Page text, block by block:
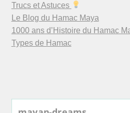
Trucs et Astuces
Le Blog du Hamac Maya
1000 ans d’Histoire du Hamac
Types de Hamac